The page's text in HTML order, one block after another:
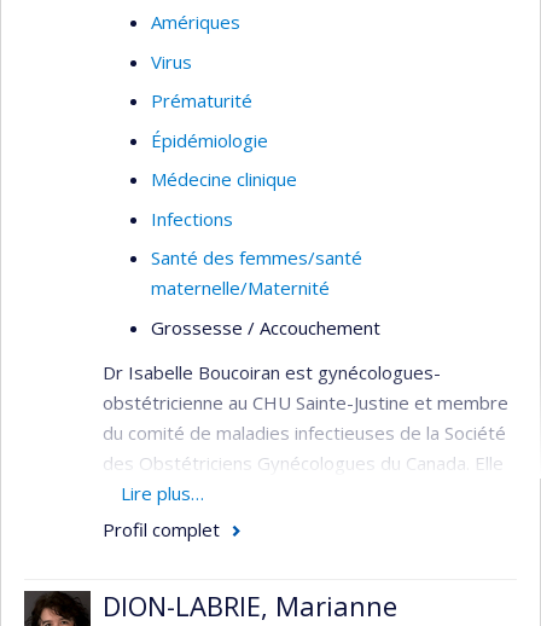
Amériques
Virus
Prématurité
Épidémiologie
Médecine clinique
Infections
Santé des femmes/santé
maternelle/Maternité
Grossesse / Accouchement
Dr Isabelle Boucoiran est gynécologues-
obstétricienne au CHU Sainte-Justine et membre
du comité de maladies infectieuses de la Société
des Obstétriciens Gynécologues du Canada. Elle
a complété son fellowship en maladies
infectieuses de la reproduction à l’University of
Centrés sur l’épidémiologie et la recherche
Lire plus…
Profil complet
DION-LABRIE, Marianne